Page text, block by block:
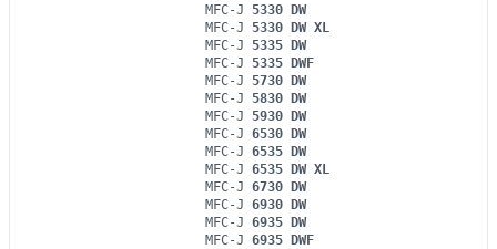
MFC-J 5330 DW
MFC-J 5330 DW XL
MFC-J 5335 DW
MFC-J 5335 DWF
MFC-J 5730 DW
MFC-J 5830 DW
MFC-J 5930 DW
MFC-J 6530 DW
MFC-J 6535 DW
MFC-J 6535 DW XL
MFC-J 6730 DW
MFC-J 6930 DW
MFC-J 6935 DW
MFC-J 6935 DWF